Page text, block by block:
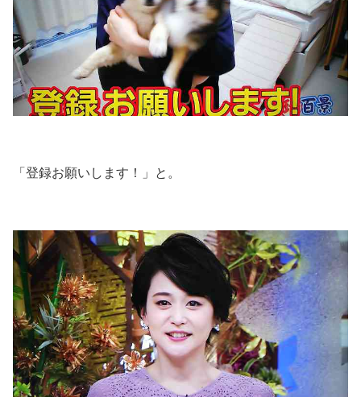
「登録お願いします！」と。